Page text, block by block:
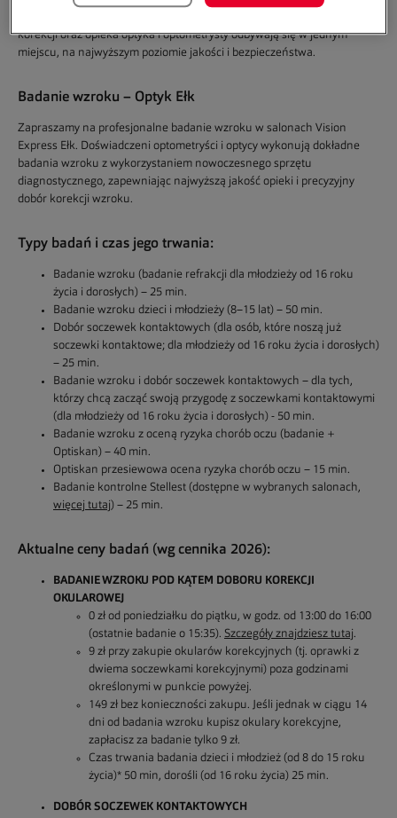
korekcji oraz opieka optyka i optometrysty odbywają się w jednym
miejscu, na najwyższym poziomie jakości i bezpieczeństwa.
Badanie wzroku – Optyk Ełk
Zapraszamy na profesjonalne badanie wzroku w salonach Vision
Express Ełk. Doświadczeni optometryści i optycy wykonują dokładne
badania wzroku z wykorzystaniem nowoczesnego sprzętu
diagnostycznego, zapewniając najwyższą jakość opieki i precyzyjny
dobór korekcji wzroku.
Typy badań i czas jego trwania:
Badanie wzroku (badanie refrakcji dla młodzieży od 16 roku
życia i dorosłych) – 25 min.
Badanie wzroku dzieci i młodzieży (8–15 lat) – 50 min.
Dobór soczewek kontaktowych (dla osób, które noszą już
soczewki kontaktowe; dla młodzieży od 16 roku życia i dorosłych)
– 25 min.
Badanie wzroku i dobór soczewek kontaktowych – dla tych,
którzy chcą zacząć swoją przygodę z soczewkami kontaktowymi
(dla młodzieży od 16 roku życia i dorosłych) - 50 min.
Badanie wzroku z oceną ryzyka chorób oczu (badanie +
Optiskan) – 40 min.
Optiskan przesiewowa ocena ryzyka chorób oczu – 15 min.
Badanie kontrolne Stellest (dostępne w wybranych salonach,
więcej tutaj) – 25 min.
Aktualne ceny badań (wg cennika 2026):
BADANIE WZROKU POD KĄTEM DOBORU KOREKCJI
OKULAROWEJ
0 zł od poniedziałku do piątku, w godz. od 13:00 do 16:00
(ostatnie badanie o 15:35). Szczegóły znajdziesz tutaj.
9 zł przy zakupie okularów korekcyjnych (tj. oprawki z
dwiema soczewkami korekcyjnymi) poza godzinami
określonymi w punkcie powyżej.
149 zł bez konieczności zakupu. Jeśli jednak w ciągu 14
dni od badania wzroku kupisz okulary korekcyjne,
zapłacisz za badanie tylko 9 zł.
Czas trwania badania dzieci i młodzież (od 8 do 15 roku
życia)* 50 min, dorośli (od 16 roku życia) 25 min.
DOBÓR SOCZEWEK KONTAKTOWYCH